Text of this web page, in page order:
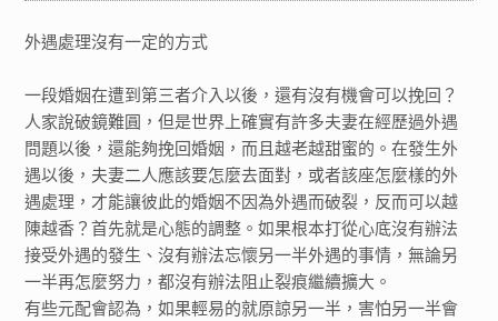
外遇處理沒有一定的方式
一段婚姻在遭到第三者介入以後，還有沒有機會可以挽回？
人家說破鏡難圓，但是世界上確實有許多夫妻在經歷過外遇
問題以後，還能夠挽回婚姻，而且越老越甜蜜的。在發生外
遇以後，夫妻二人應該要怎麼去面對，或者該座怎麼樣的外
遇處理，才能讓彼此的婚姻不因為外遇而破裂，反而可以越
陳越香？首先就是心態的調整。如果根本打從心底沒有辦法
接受外遇的發生、沒有辦法忘懷另一半外遇的事情，無論另
一半再怎麼努力，都沒有辦法阻止裂痕繼續擴大。
有些元配會認為，如果輕易的就原諒另一半，害怕另一半會